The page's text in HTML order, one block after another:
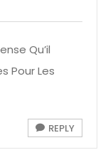
Qu’il
Pour Les
REPLY